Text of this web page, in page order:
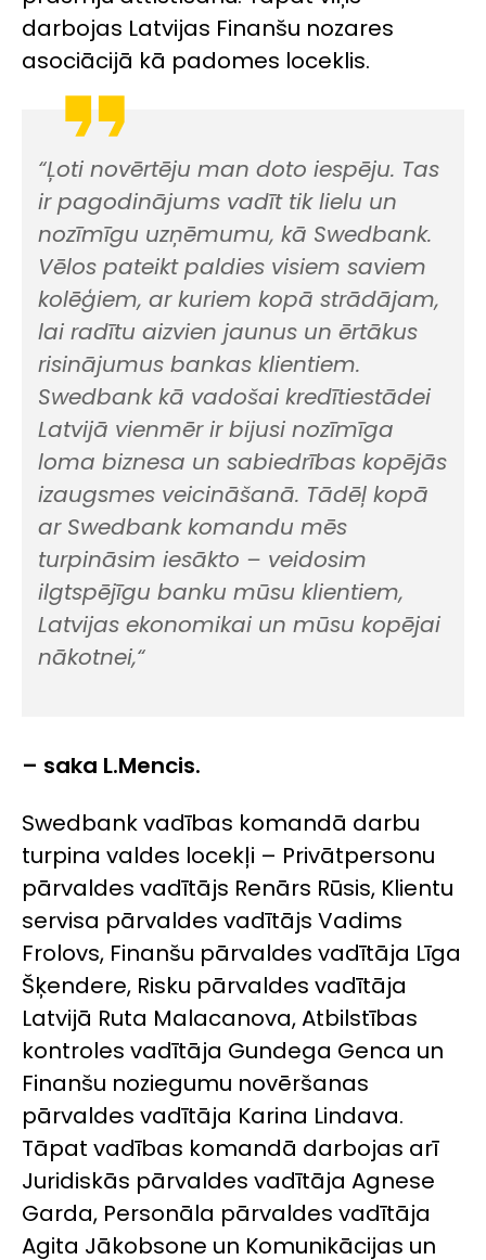
darbojas Latvijas Finanšu nozares
asociācijā kā padomes loceklis.
“Ļoti novērtēju man doto iespēju. Tas
ir pagodinājums vadīt tik lielu un
nozīmīgu uzņēmumu, kā Swedbank.
Vēlos pateikt paldies visiem saviem
kolēģiem, ar kuriem kopā strādājam,
lai radītu aizvien jaunus un ērtākus
risinājumus bankas klientiem.
Swedbank kā vadošai kredītiestādei
Latvijā vienmēr ir bijusi nozīmīga
loma biznesa un sabiedrības kopējās
izaugsmes veicināšanā. Tādēļ kopā
ar Swedbank komandu mēs
turpināsim iesākto – veidosim
ilgtspējīgu banku mūsu klientiem,
Latvijas ekonomikai un mūsu kopējai
nākotnei,“
– saka L.Mencis.
Swedbank vadības komandā darbu
turpina valdes locekļi – Privātpersonu
pārvaldes vadītājs Renārs Rūsis, Klientu
servisa pārvaldes vadītājs Vadims
Frolovs, Finanšu pārvaldes vadītāja Līga
Šķendere, Risku pārvaldes vadītāja
Latvijā Ruta Malacanova, Atbilstības
kontroles vadītāja Gundega Genca un
Finanšu noziegumu novēršanas
pārvaldes vadītāja Karina Lindava.
Tāpat vadības komandā darbojas arī
Juridiskās pārvaldes vadītāja Agnese
Garda, Personāla pārvaldes vadītāja
Agita Jākobsone un Komunikācijas un